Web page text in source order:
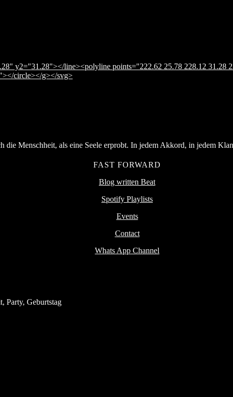
y2="31.28"></line><polyline points="222.62 25.78 228.12
circle></g></svg>
Menschheit, als eine Seele erprobt. In jedem Akkord, in jedem
FAST FORWARD
Blog written Beat
Spotify Playlists
Events
Contact
Whats App Channel
Party, Geburtstag